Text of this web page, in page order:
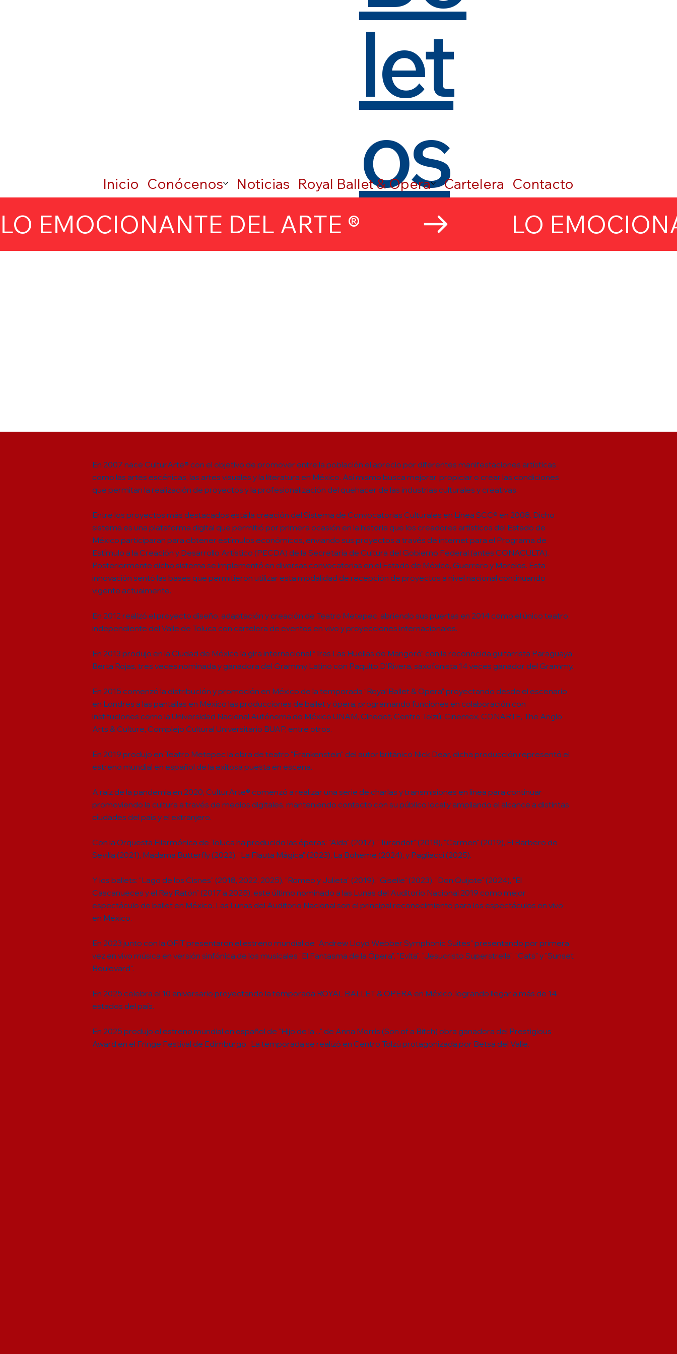
let
os
Inicio Conócenos Noticias Royal Ballet & Opera Cartelera Contacto
LO EMOCIONANTE DEL ARTE ®
En 2007 nace CulturArte® con el objetivo de promover entre la población el aprecio por diferentes manifestaciones artísticas
como las artes escénicas, las artes visuales y la literatura en México. Así mismo busca mejorar, propiciar o crear las condiciones
que permitan la realización de proyectos y la profesionalización del quehacer de las industrias culturales y creativas.
Entre los proyectos más destacados está la creación del Sistema de Convocatorias Culturales en Línea SCC® en 2008. Dicho
sistema es una plataforma digital que permitió por primera ocasión en la historia que los creadores artísticos del Estado de
México participaran para obtener estímulos económicos, enviando sus proyectos a través de internet para el Programa de
Estímulo a la Creación y Desarrollo Artístico (PECDA) de la Secretaría de Cultura del Gobierno Federal (antes CONACULTA).
Posteriormente dicho sistema se implementó en diversas convocatorias en el Estado de México, Guerrero y Morelos. Esta
innovación sentó las bases que permitieron utilizar esta modalidad de recepción de proyectos a nivel nacional continuando
vigente actualmente.
En 2012 realizó el proyecto diseño, adaptación y creación de Teatro Metepec, abriendo sus puertas en 2014 como el único teatro
independiente del Valle de Toluca con cartelera de eventos en vivo y proyecciones internacionales.
En 2013 produjo en la Ciudad de México la gira internacional “Tras Las Huellas de Mangoré” con la reconocida guitarrista Paraguaya
Berta Rojas, tres veces nominada y ganadora del Grammy Latino con Paquito D’Rivera, saxofonista 14 veces ganador del Grammy.
En 2015 comenzó la distribución y promoción en México de la temporada “Royal Ballet & Opera” proyectando desde el escenario
en Londres a las pantallas en México las producciones de ballet y ópera, programando funciones en colaboración con
instituciones como la Universidad Nacional Autónoma de México UNAM, Cinedot, Centro Tolzú, Cinemex, CONARTE, The Anglo
Arts & Culture, Complejo Cultural Universitario BUAP, entre otros.
En 2019 produjo en Teatro Metepec la obra de teatro "Frankenstein" del autor británico Nick Dear, dicha producción representó el
estreno mundial en español de la exitosa puesta en escena.
A raíz de la pandemia en 2020, CulturArte® comenzó a realizar una serie de charlas y transmisiones en línea para continuar
promoviendo la cultura a través de medios digitales, manteniendo contacto con su público local y ampliando el alcance a distintas
ciudades del país y el extranjero.
Con la Orquesta Filarmónica de Toluca ha producido las óperas: "Aida" (2017), "Turandot" (2018), "Carmen" (2019), El Barbero de
Sevilla (2021), Madama Butterfly (2022), "La Flauta Mágica" (2023), La Boheme (2024), y Pagliacci (2025).
Y los ballets: "Lago de los Cisnes" (2018, 2022, 2025), "Romeo y Julieta" (2019), "Giselle" (2023), "Don Quijote" (2024), "El
Cascanueces y el Rey Ratón" (2017 a 2025), este último nominado a las Lunas del Auditorio Nacional 2019 como mejor
espectáculo de ballet en México. Las Lunas del Auditorio Nacional son el principal reconocimiento para los espectáculos en vivo
en México.
En 2023 junto con la OFiT presentaron el estreno mundial de "Andrew Lloyd Webber Symphonic Suites" presentando por primera
vez en vivo música en versión sinfónica de los musicales "El Fantasma de la Ópera", "Evita", "Jesucristo Superstrella", "Cats" y "Sunset
Boulevard".
En 2025 celebra el 10 aniversario proyectando la temporada ROYAL BALLET & OPERA en México, logrando llegar a más de 14
estados del país.
En 2025 produjo el estreno mundial en español de "Hijo de la ..." de Anna Morris (Son of a Bitch) obra ganadora del Prestigious
Award en el Fringe Festival de Edimburgo. La temporada se realizó en Centro Tolzú protagonizada por Betsa del Valle.